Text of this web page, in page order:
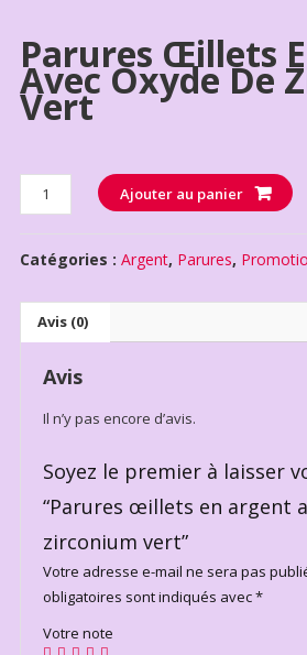
Parures Œillets
Avec Oxyde De
Vert
Quantité Ajouter au panier
Catégories : Argent, Parures,
Avis (0)
Avis
Il n’y pas encore d’avis.
Soyez le premier à laisser
“Parures œillets en argent
zirconium vert”
Votre adresse e-mail ne sera pas
obligatoires sont indiqués avec*
Votre note